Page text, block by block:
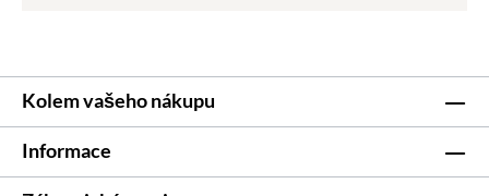
Kolem vašeho nákupu
Informace